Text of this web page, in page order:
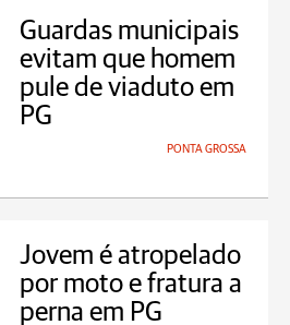
Guardas municipais
evitam que homem
pule de viaduto em
PG
PONTA GROSSA
Jovem é atropelado
por moto e fratura a
perna em PG